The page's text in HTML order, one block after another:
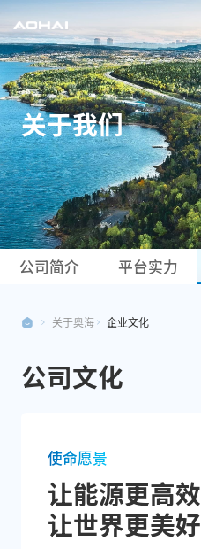
关于我们
公司简介 平台实力
关于奥海 企业文化
公司文化
使命愿景
让能源更高效
让世界更美好